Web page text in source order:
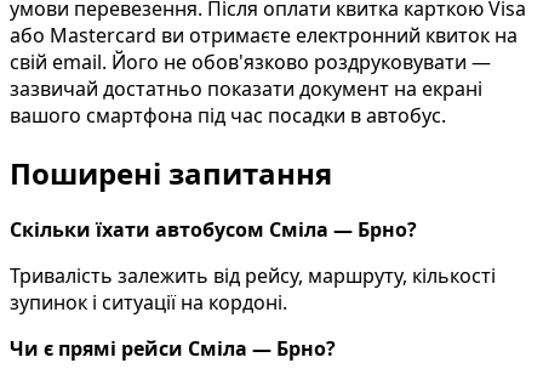
умови перевезення. Після оплати квитка карткою Visa
або Mastercard ви отримаєте електронний квиток на
свій email. Його не обов'язково роздруковувати —
зазвичай достатньо показати документ на екрані
вашого смартфона під час посадки в автобус.
Поширені запитання
Скільки їхати автобусом Сміла — Брно?
Тривалість залежить від рейсу, маршруту, кількості
зупинок і ситуації на кордоні.
Чи є прямі рейси Сміла — Брно?